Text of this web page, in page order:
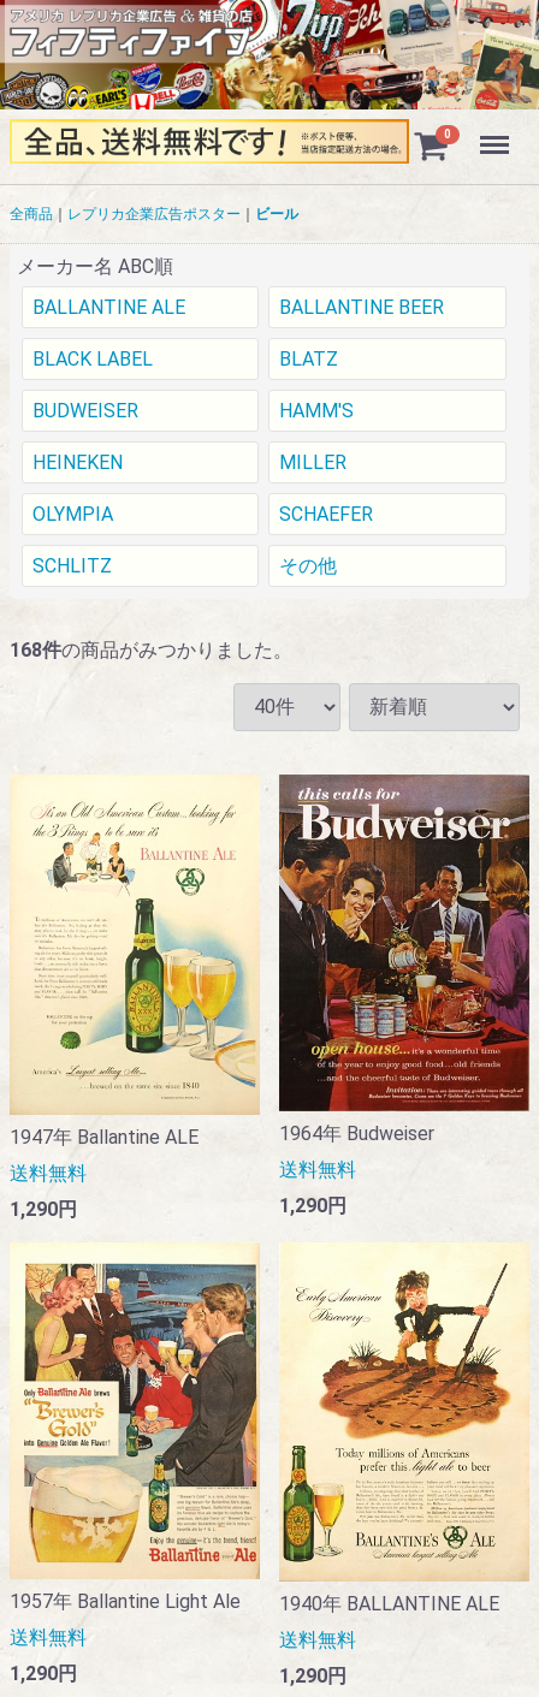
0 Menu
全商品 レプリカ企業広告ポスター ビール
メーカー名 ABC順
BALLANTINE ALE
BALLANTINE BEER
BLACK LABEL BLATZ
BUDWEISER HAMM'S
HEINEKEN MILLER
OLYMPIA SCHAEFER
SCHLITZ その他
168件の商品がみつかりました。
1947年 Ballantine ALE
送料無料
1,290円
1964年 Budweiser
送料無料
1,290円
1957年 Ballantine Light Ale
送料無料
1,290円
1940年 BALLANTINE ALE
送料無料
1,290円